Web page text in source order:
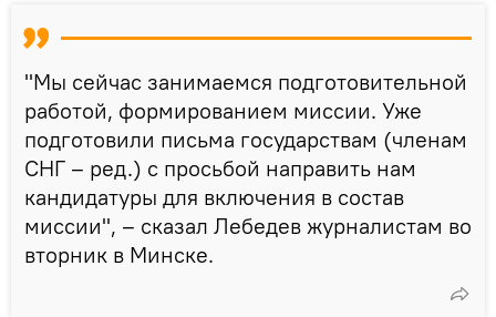
"Мы сейчас занимаемся подготовительной
работой, формированием миссии. Уже
подготовили письма государствам (членам
СНГ – ред.) с просьбой направить нам
кандидатуры для включения в состав
миссии", – сказал Лебедев журналистам во
вторник в Минске.